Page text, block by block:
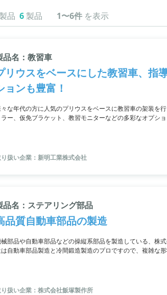
品 6 製品 1〜6件 を表示
品名：教習車
リウスをベースにした教習車、指
ョンも豊富！
な年代の方に人気のプリウスをベースに教習車の架装を
ラー、仮免ブラケット、教習モニターなどの多彩なオプシ
扱い企業：新明工業株式会社
品名：ステアリング部品
品質自動車部品の製造
部品や自動車部品などの操縦系部品を製造している、株
自動車部品製造と冷間鍛造製造のプロですので、複雑な形
扱い企業：株式会社飯塚製作所